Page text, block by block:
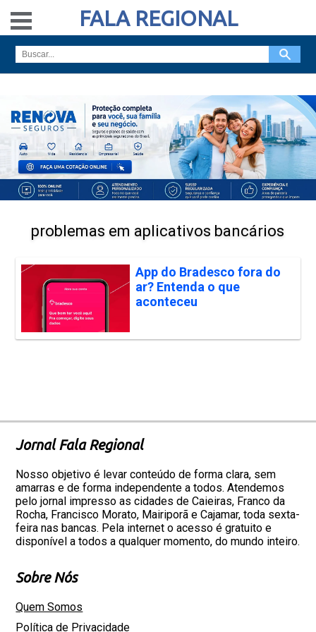
FALA REGIONAL
problemas em aplicativos bancários
App do Bradesco fora do
ar? Entenda o que
aconteceu
Jornal Fala Regional
Nosso objetivo é levar conteúdo de forma clara, sem
amarras e de forma independente a todos. Atendemos
pelo jornal impresso as cidades de Caieiras, Franco da
Rocha, Francisco Morato, Mairiporã e Cajamar, toda sexta-
feira nas bancas. Pela internet o acesso é gratuito e
disponível a todos a qualquer momento, do mundo inteiro.
Sobre Nós
Quem Somos
Política de Privacidade